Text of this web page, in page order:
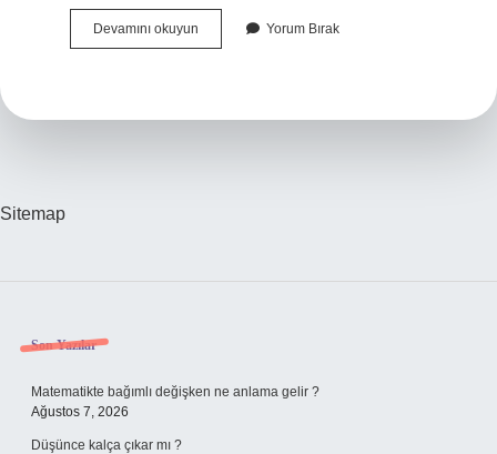
Devamını okuyun
Ve
Yorum Bırak
Sitemap
Sidebar
Son Yazılar
Matematikte bağımlı değişken ne anlama gelir ?
Ağustos 7, 2026
Düşünce kalça çıkar mı ?